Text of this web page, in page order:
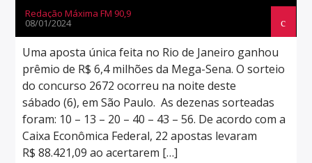
Redação Máxima FM 90,9
08/01/2024
Uma aposta única feita no Rio de Janeiro ganhou
prêmio de R$ 6,4 milhões da Mega-Sena. O sorteio
do concurso 2672 ocorreu na noite deste
sábado (6), em São Paulo. As dezenas sorteadas
foram: 10 – 13 – 20 – 40 – 43 – 56. De acordo com a
Caixa Econômica Federal, 22 apostas levaram
R$ 88.421,09 ao acertarem […]